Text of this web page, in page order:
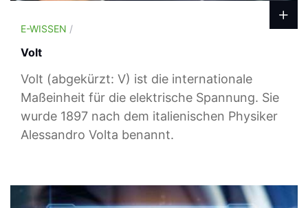
E-WISSEN /
Volt
Volt (abgekürzt: V) ist die internationale
Maßeinheit für die elektrische Spannung. Sie
wurde 1897 nach dem italienischen Physiker
Alessandro Volta benannt.